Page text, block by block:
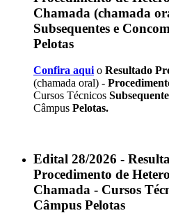
Chamada (chamada
Subsequentes e
Pelotas
Confira aqui o Resultado
(chamada oral) -
Cursos Técnicos
Câmpus Pelotas.
Edital 28/2026 -
Procedimento de
Chamada - Cursos
Câmpus Pelotas